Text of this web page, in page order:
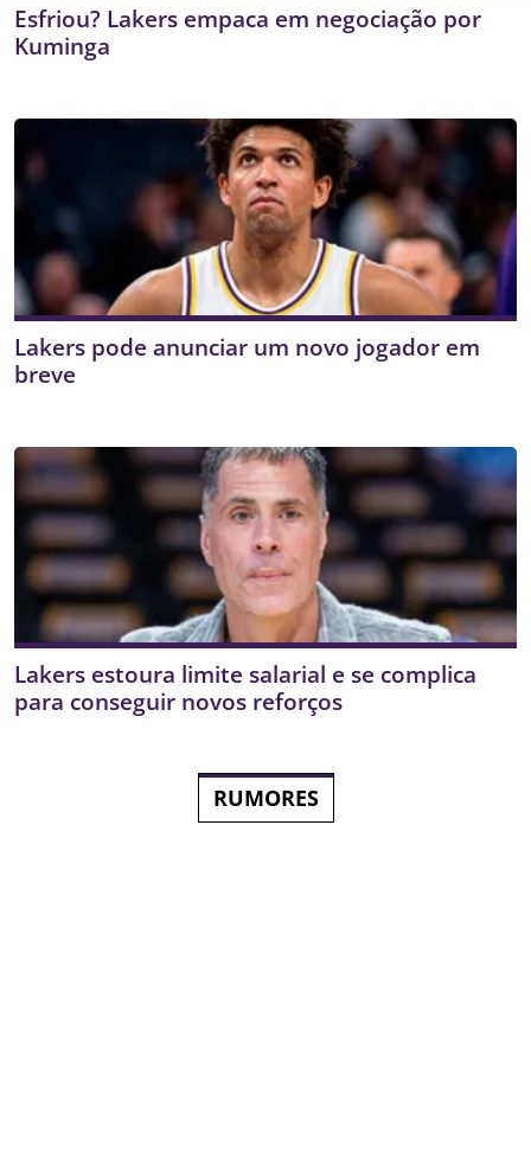
Esfriou? Lakers empaca em negociação por
Kuminga
Lakers pode anunciar um novo jogador em
breve
Lakers estoura limite salarial e se complica
para conseguir novos reforços
RUMORES